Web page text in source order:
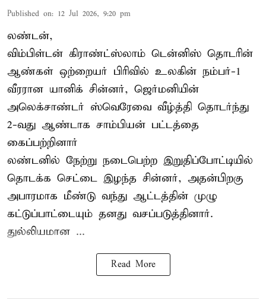
Published on: 12 Jul 2026, 9:20 pm
லண்டன்,
விம்பிள்டன் கிராண்ட்ஸ்லாம் டென்னிஸ் தொடரின்
ஆண்கள் ஒற்றையர் பிரிவில் உலகின் நம்பர்-1
வீரரான யானிக் சின்னர், ஜெர்மனியின்
அலெக்சாண்டர் ஸ்வெரேவை வீழ்த்தி தொடர்ந்து
2-வது ஆண்டாக சாம்பியன் பட்டத்தை
கைப்பற்றினார்
லண்டனில் நேற்று நடைபெற்ற இறுதிப்போட்டியில்
தொடக்க செட்டை இழந்த சின்னர், அதன்பிறகு
அபாரமாக மீண்டு வந்து ஆட்டத்தின் முழு
கட்டுப்பாட்டையும் தனது வசப்படுத்தினார்.
துல்லியமான ...
Read More